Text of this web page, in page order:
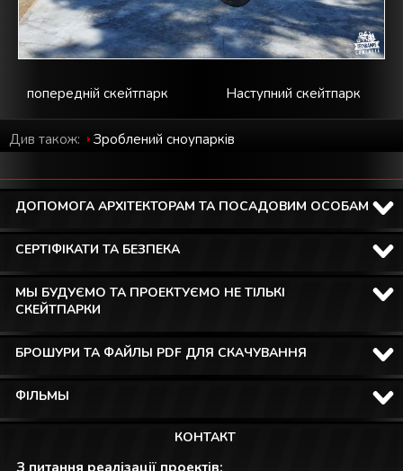
Наступний скейтпарк
попередній скейтпарк
Див також: Зроблений cноупарків
ДОПОМОГА АРХІТЕКТОРАМ ТА ПОСАДОВИМ ОСОБАМ
СЕРТІФІКАТИ ТА БЕЗПЕКА
МЫ БУДУЄМО ТА ПРОЕКТУЄМО НЕ ТІЛЬКІ
СКЕЙТПАРКИ
БРОШУРИ ТА ФАЙЛЫ PDF ДЛЯ СКАЧУВАННЯ
ФІЛЬМЫ
КОНТАКТ
З питання реалізації проектів: